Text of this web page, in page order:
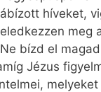
híveket,
meg
bízd el
Jézus